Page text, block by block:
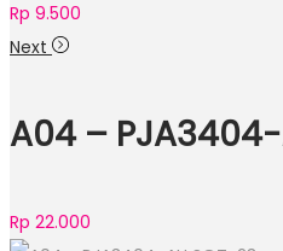
Rp 9.500
Next
A04 –
Rp 22.000